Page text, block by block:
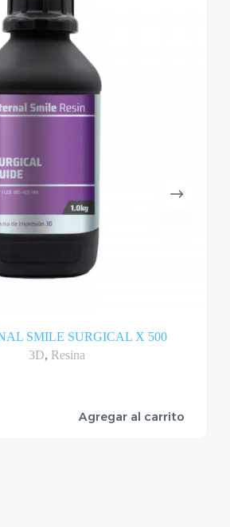
SMILE SURGICAL X 500
3D, Resina
Agregar al carrito